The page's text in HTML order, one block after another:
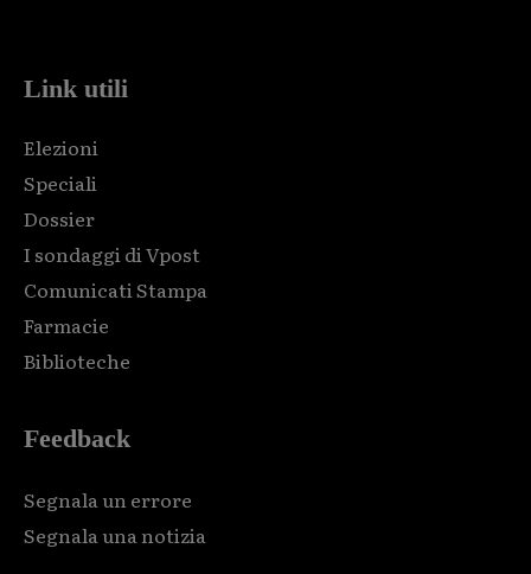
Link utili
Elezioni
Speciali
Dossier
I sondaggi di Vpost
Comunicati Stampa
Farmacie
Biblioteche
Feedback
Segnala un errore
Segnala una notizia